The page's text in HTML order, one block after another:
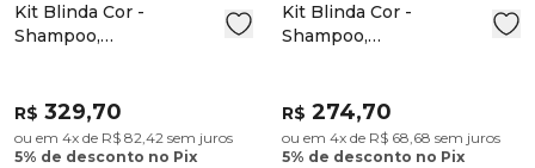
Kit Blinda Cor -
Shampoo,
R$ 329,70
ou em 4x de R$ 82,42 sem juros
5% de desconto no Pix
Kit Blinda Cor -
Shampoo,
R$ 274,70
ou em 4x de R$ 68,68 sem juros
5% de desconto no Pix